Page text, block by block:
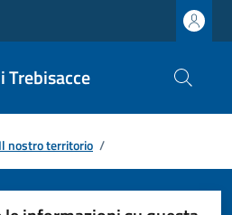
Trebisacce
Il nostro territorio /